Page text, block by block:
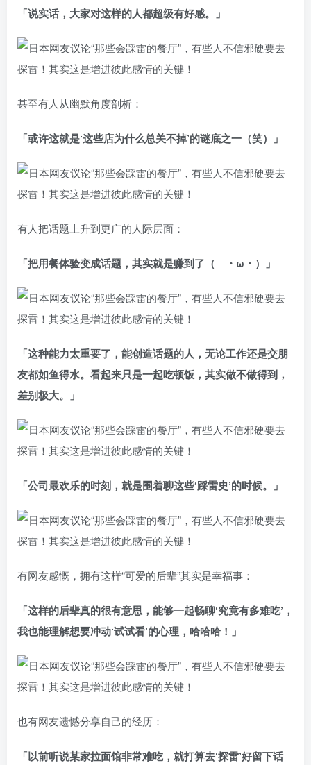
「说实话，大家对这样的人都超级有好感。」
甚至有人从幽默角度剖析：
「或许这就是‘这些店为什么总关不掉’的谜底之一（笑）」
有人把话题上升到更广的人际层面：
「把用餐体验变成话题，其实就是赚到了（ ・ω・）」
「这种能力太重要了，能创造话题的人，无论工作还是交朋
友都如鱼得水。看起来只是一起吃顿饭，其实做不做得到，
差别极大。」
「公司最欢乐的时刻，就是围着聊这些‘踩雷史’的时候。」
有网友感慨，拥有这样“可爱的后辈”其实是幸福事：
「这样的后辈真的很有意思，能够一起畅聊‘究竟有多难吃’，
我也能理解想要冲动‘试试看’的心理，哈哈哈！」
也有网友遗憾分享自己的经历：
「以前听说某家拉面馆非常难吃，就打算去‘探雷’好留下话